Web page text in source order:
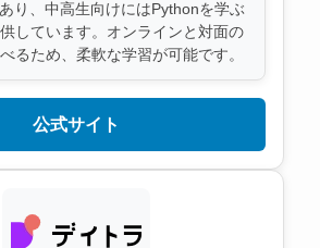
り、中高生向けにはPythonを学ぶ
しています。オンラインと対面の
るため、柔軟な学習が可能です。
公式サイト